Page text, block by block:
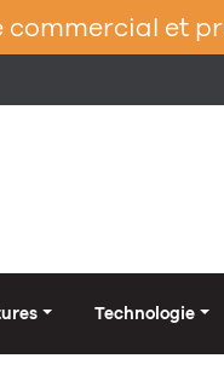
commercial et
Technologie